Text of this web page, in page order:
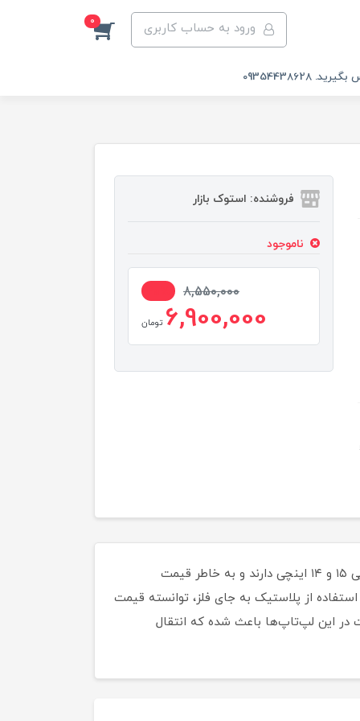
ورود به حساب کاربری 0
فروشنده: استوک بازار
ناموجود
8,550,000
6,900,000 تومان
سری x شرکت ایسوس، به‌عنوان لپ‌تاپ‌هایی همه‌کاره و به‌صرفه، معرفی و شناخته شده‌اند. این لپ‌تاپ‌ها نمایشگرهایی ۱۵ و ۱۴ اینچی دارند و به خاطر قیمت
از پلاستیک به جای فلز، توانسته قیمت
در این لپ‌تاپ‌ها باعث شده که انتقال